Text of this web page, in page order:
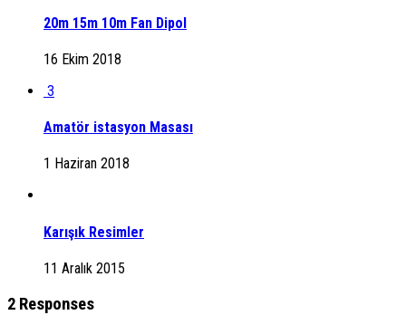
20m 15m 10m Fan Dipol
16 Ekim 2018
3
Amatör istasyon Masası
1 Haziran 2018
Karışık Resimler
11 Aralık 2015
2 Responses